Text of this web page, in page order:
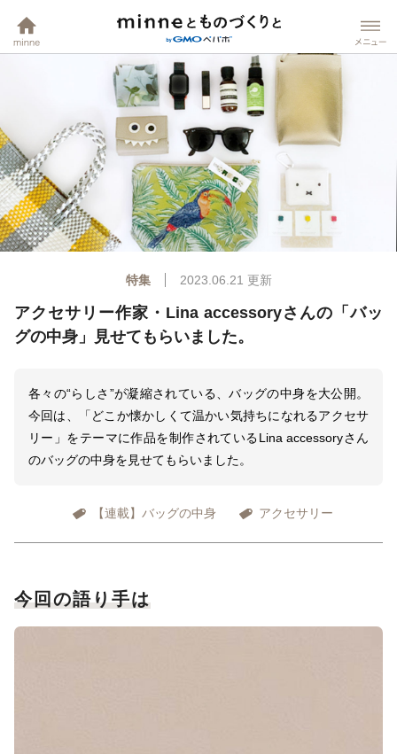
特集 2023.06.21 更新
アクセサリー作家・Lina accessoryさんの「バッ
グの中身」見せてもらいました。
各々の“らしさ”が凝縮されている、バッグの中身を大公開。
今回は、「どこか懐かしくて温かい気持ちになれるアクセサ
リー」をテーマに作品を制作されているLina accessoryさん
のバッグの中身を見せてもらいました。
【連載】バッグの中身 アクセサリー
今回の語り手は